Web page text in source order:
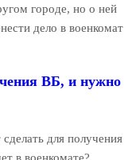
городе, но о ней
дело в военкомат
ВБ, и нужно
для получения
в военкомате?